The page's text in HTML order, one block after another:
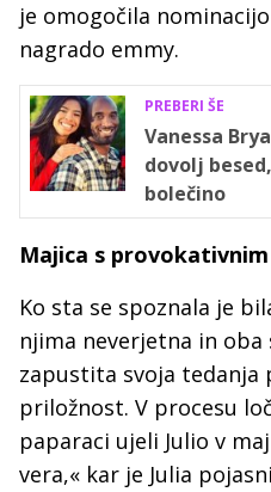
je omogočila
nagrado emmy.
PREBERI ŠE
Vanessa
dovolj
bolečino
Majica s
Ko sta se spoznala je
njima neverjetna in oba
zapustita svoja tedanja
priložnost. V procesu
paparaci ujeli Julio v
vera,« kar je Julia